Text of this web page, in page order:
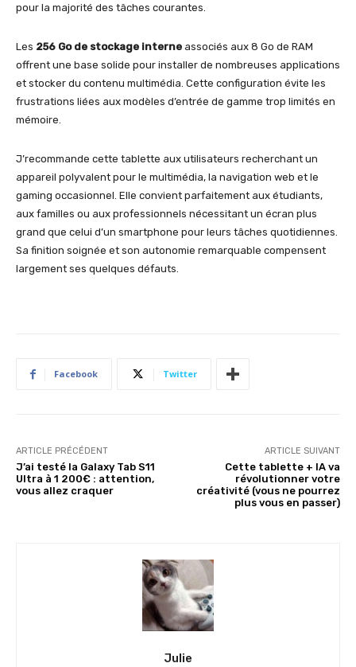
pour la majorité des tâches courantes.
Les 256 Go de stockage interne associés aux 8 Go de RAM
offrent une base solide pour installer de nombreuses applications
et stocker du contenu multimédia. Cette configuration évite les
frustrations liées aux modèles d’entrée de gamme trop limités en
mémoire.
J’recommande cette tablette aux utilisateurs recherchant un
appareil polyvalent pour le multimédia, la navigation web et le
gaming occasionnel. Elle convient parfaitement aux étudiants,
aux familles ou aux professionnels nécessitant un écran plus
grand que celui d’un smartphone pour leurs tâches quotidiennes.
Sa finition soignée et son autonomie remarquable compensent
largement ses quelques défauts.
Facebook Twitter
ARTICLE PRÉCÉDENT
J’ai testé la Galaxy Tab S11
Ultra à 1 200€ : attention,
vous allez craquer
ARTICLE SUIVANT
Cette tablette + IA va
révolutionner votre
créativité (vous ne pourrez
plus vous en passer)
Julie